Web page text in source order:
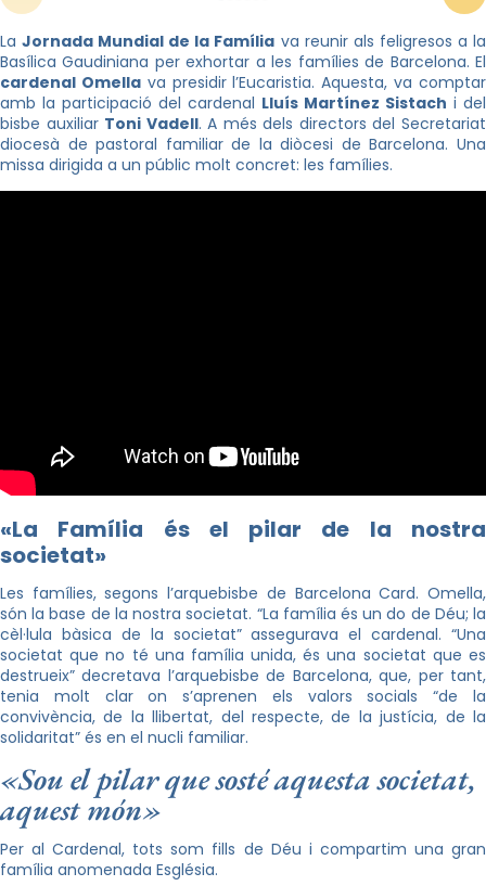
LaJornada Mundial de la Família va reunir als feligresos a la
Basílica Gaudiniana per exhortar a les famílies de Barcelona. El
cardenal Omellava presidir l’Eucaristia. Aquesta, va comptar
amb la participació del cardenal Lluís Martínez Sistach i del
bisbe auxiliar Toni Vadell. A més dels directors del Secretariat
diocesà de pastoral familiar de la diòcesi de Barcelona. Una
missa dirigida a un públic molt concret: les famílies.
«La Família és el pilar de la nostra
societat»
Les famílies, segons l’arquebisbe de Barcelona Card. Omella,
són la base de la nostra societat. “La família és un do de Déu; la
cèl·lula bàsica de la societat” assegurava el cardenal. “Una
societat que no té una família unida, és una societat que es
destrueix” decretava l’arquebisbe de Barcelona, que, per tant,
tenia molt clar on s’aprenen els valors socials “de la
convivència, de la llibertat, del respecte, de la justícia, de la
solidaritat” és en el nucli familiar.
«Sou el pilar que sosté aquesta societat,
aquest món»
Per al Cardenal, tots som fills de Déu i compartim una gran
família anomenada Església.